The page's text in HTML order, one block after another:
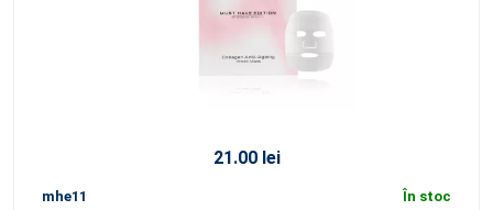
21.00 lei
mhe11 În stoc